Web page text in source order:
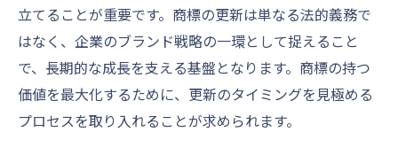
立てることが重要です。商標の更新は単なる法的義務で
はなく、企業のブランド戦略の一環として捉えること
で、長期的な成長を支える基盤となります。商標の持つ
価値を最大化するために、更新のタイミングを見極める
プロセスを取り入れることが求められます。